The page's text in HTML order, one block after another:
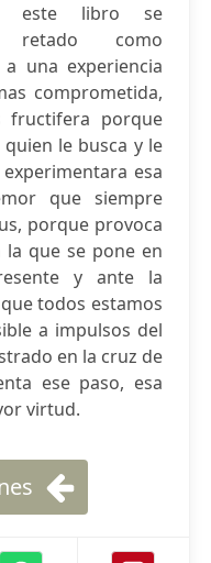
este libro se
retado como
una experiencia
comprometida,
fructifera porque
le busca y le
esa
que siempre
porque provoca
que se pone en
y ante la
todos estamos
a impulsos del
en la cruz de
ese paso, esa
virtud.